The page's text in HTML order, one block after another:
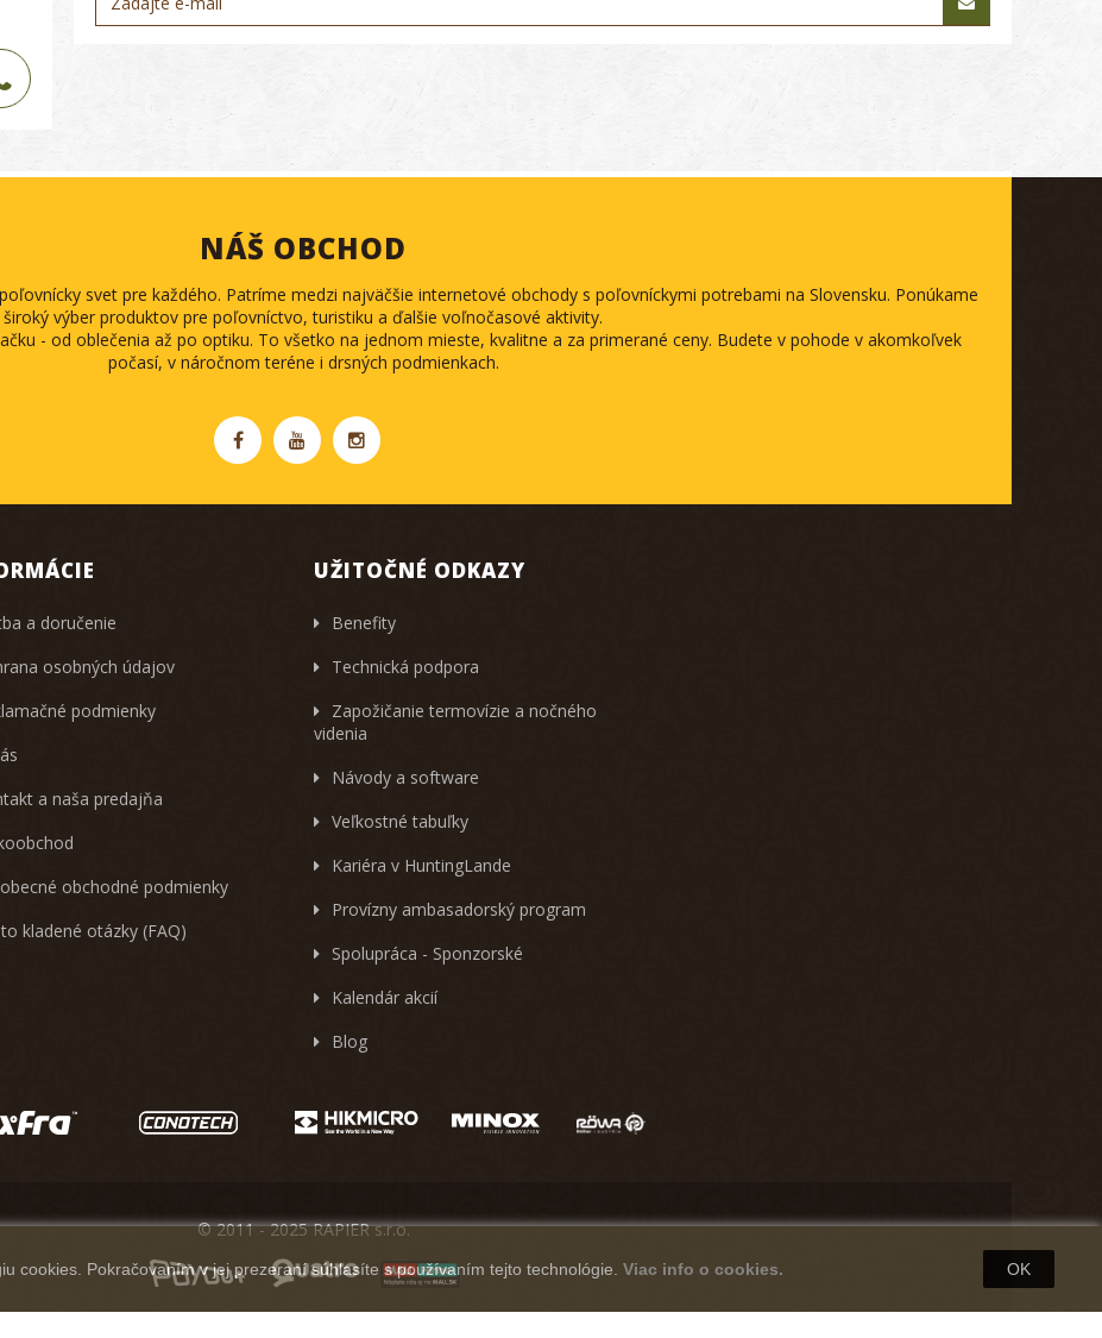
NÁŠ OBCHOD
svet pre každého. Patríme medzi najväčšie internetové obchody s poľovníckymi potrebami na Slovensku. Ponúkame
široký výber produktov pre poľovníctvo, turistiku a ďalšie voľnočasové aktivity.
- od oblečenia až po optiku. To všetko na jednom mieste, kvalitne a za primerané ceny. Budete v pohode v akomkoľvek
počasí, v náročnom teréne i drsných podmienkach.
a doručenie
osobných údajov
podmienky
a naša predajňa
obchodné podmienky
kladené otázky (FAQ)
UŽITOČNÉ ODKAZY
Benefity
Technická podpora
Zapožičanie termovízie a nočného
videnia
Návody a software
Veľkostné tabuľky
Kariéra v HuntingLande
Provízny ambasadorský program
Spolupráca - Sponzorské
Kalendár akcií
Blog
cookies. Pokračovaním v jej prezeraní súhlasíte s používaním tejto technológie. Viac info o cookies. OK
© 2011 - 2025 RAPIER s.r.o.